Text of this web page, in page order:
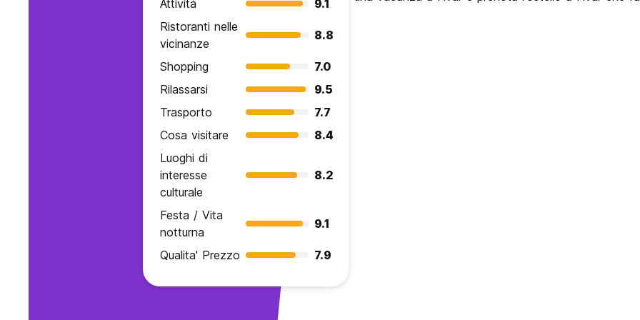
Attività
9.1
Ristoranti nelle
vicinanze
8.8
Shopping
7.0
Rilassarsi
9.5
Trasporto
7.7
Cosa visitare
8.4
Luoghi di
interesse
culturale
8.2
Festa / Vita
notturna
9.1
Qualita' Prezzo 7.9